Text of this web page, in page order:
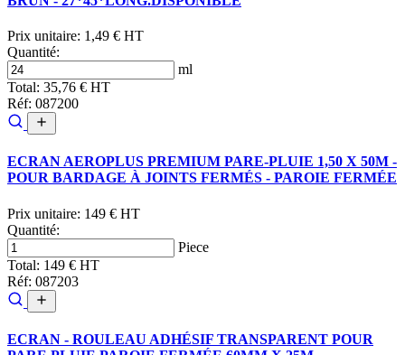
Prix unitaire: 1,49 € HT
Quantité:
ml
Total: 35,76 € HT
Réf: 087200
ECRAN AEROPLUS PREMIUM PARE-PLUIE 1,50 X 50M -
POUR BARDAGE À JOINTS FERMÉS - PAROIE FERMÉE
Prix unitaire: 149 € HT
Quantité:
Piece
Total: 149 € HT
Réf: 087203
ECRAN - ROULEAU ADHÉSIF TRANSPARENT POUR